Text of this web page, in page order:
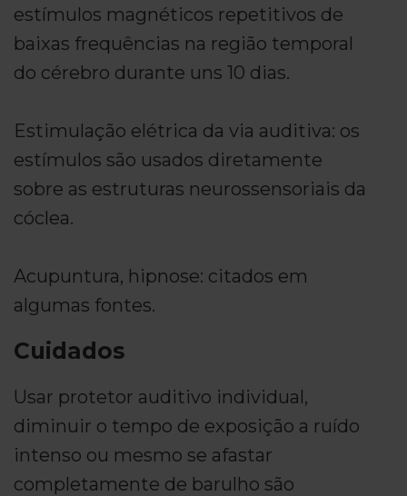
estímulos magnéticos repetitivos de
baixas frequências na região temporal
do cérebro durante uns 10 dias.
Estimulação elétrica da via auditiva: os
estímulos são usados diretamente
sobre as estruturas neurossensoriais da
cóclea.
Acupuntura, hipnose: citados em
algumas fontes.
Cuidados
Usar protetor auditivo individual,
diminuir o tempo de exposição a ruído
intenso ou mesmo se afastar
completamente de barulho são